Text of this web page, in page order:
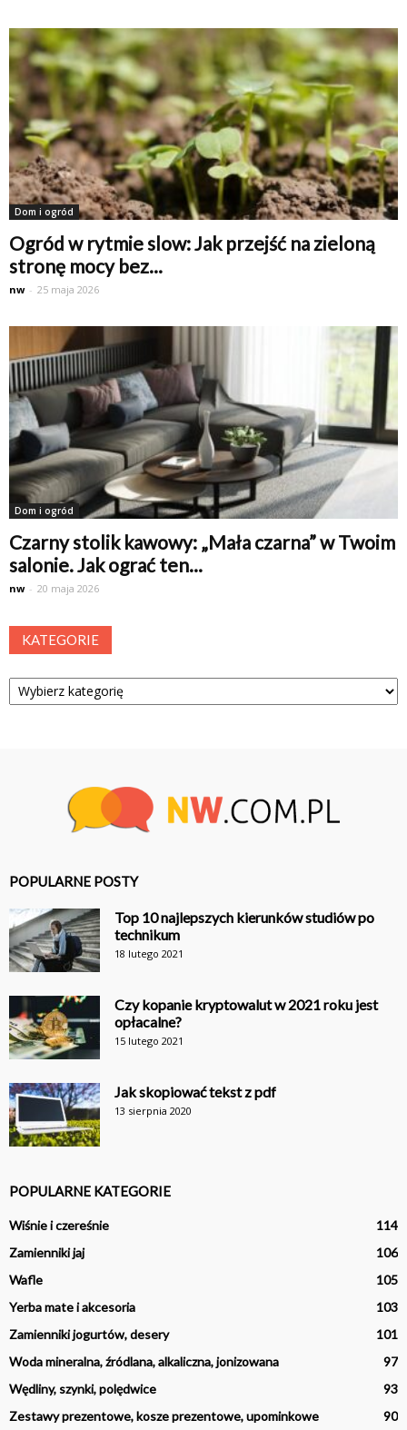
Dom i ogród
Ogród w rytmie slow: Jak przejść na zieloną
stronę mocy bez...
nw - 25 maja 2026
Dom i ogród
Czarny stolik kawowy: „Mała czarna” w Twoim
salonie. Jak ograć ten...
nw - 20 maja 2026
KATEGORIE
Kategorie
POPULARNE POSTY
Top 10 najlepszych kierunków studiów po
technikum
18 lutego 2021
Czy kopanie kryptowalut w 2021 roku jest
opłacalne?
15 lutego 2021
Jak skopiować tekst z pdf
13 sierpnia 2020
POPULARNE KATEGORIE
Wiśnie i czereśnie
114
Zamienniki jaj
106
Wafle
105
Yerba mate i akcesoria
103
Zamienniki jogurtów, desery
101
Woda mineralna, źródlana, alkaliczna, jonizowana
97
Wędliny, szynki, polędwice
93
Zestawy prezentowe, kosze prezentowe, upominkowe
90